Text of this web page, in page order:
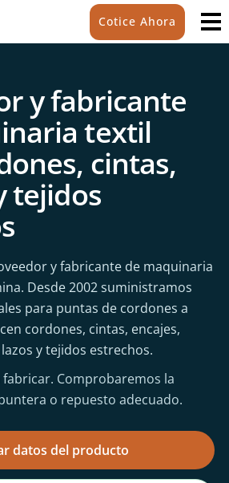
Cotice Ahora
y fabricante
textil
cintas,
tejidos
y fabricante de maquinaria
Desde 2002 suministramos
para puntas de cordones a
cordones, cintas, encajes,
y tejidos estrechos.
fabricar. Comprobaremos la
o repuesto adecuado.
datos del producto